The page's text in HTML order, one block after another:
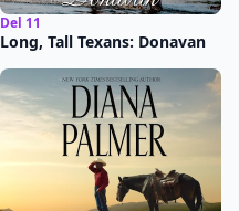
Del 11
Long, Tall Texans: Donavan